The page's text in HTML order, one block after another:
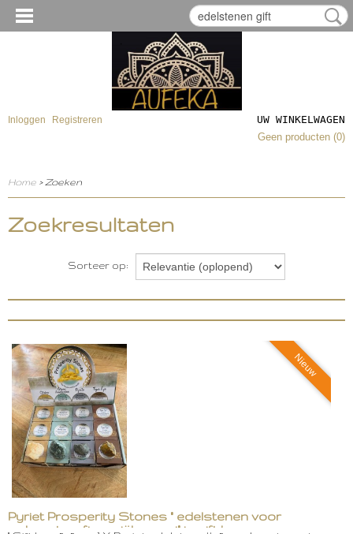
Inloggen Registreren
UW WINKELWAGEN
Geen producten (0)
Home > Zoeken
Zoekresultaten
Sorteer op:
Nieuw
Pyriet Prosperity Stones " edelstenen voor
welvaart en financiële groei" in gift box